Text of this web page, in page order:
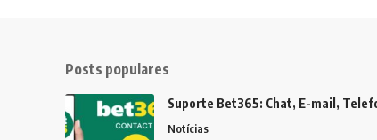
Posts populares
Suporte Bet365: Chat, E-mail,
Notícias